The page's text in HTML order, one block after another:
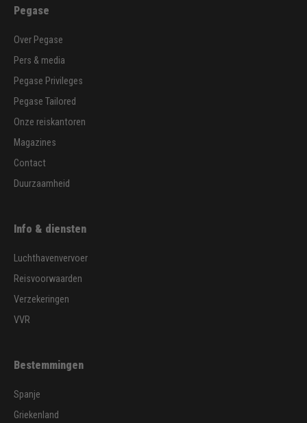
Pegase
Over Pegase
Pers & media
Pegase Privileges
Pegase Tailored
Onze reiskantoren
Magazines
Contact
Duurzaamheid
Info & diensten
Luchthavenvervoer
Reisvoorwaarden
Verzekeringen
VVR
Bestemmingen
Spanje
Griekenland